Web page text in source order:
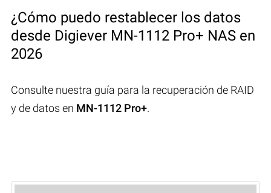
¿Cómo puedo restablecer los datos
desde Digiever MN-1112 Pro+ NAS en
2026
Consulte nuestra guía para la recuperación de RAID
y de datos en MN-1112 Pro+.